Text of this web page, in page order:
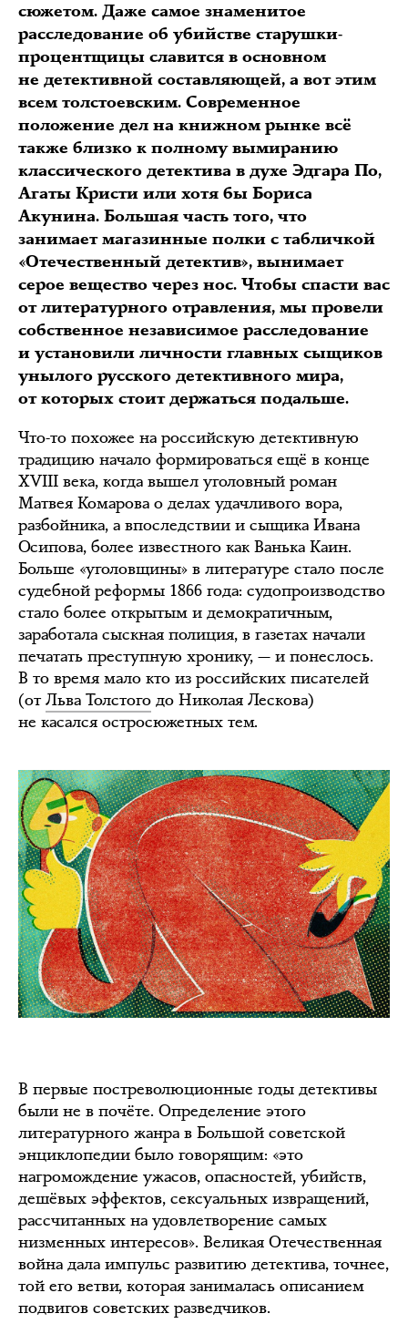
сюжетом. Даже самое знаменитое
расследование об убийстве старушки-
процентщицы славится в основном
не детективной составляющей, а вот этим
всем толстоевским. Современное
положение дел на книжном рынке всё
также близко к полному вымиранию
классического детектива в духе Эдгара По,
Агаты Кристи или хотя бы Бориса
Акунина. Большая часть того, что
занимает магазинные полки с табличкой
«Отечественный детектив», вынимает
серое вещество через нос. Чтобы спасти вас
от литературного отравления, мы провели
собственное независимое расследование
и установили личности главных сыщиков
унылого русского детективного мира,
от которых стоит держаться подальше.
Что-то похожее на российскую детективную
традицию начало формироваться ещё в конце
XVIII века, когда вышел уголовный роман
Матвея Комарова о делах удачливого вора,
разбойника, а впоследствии и сыщика Ивана
Осипова, более известного как Ванька Каин.
Больше «уголовщины» в литературе стало после
судебной реформы 1866 года: судопроизводство
стало более открытым и демократичным,
заработала сыскная полиция, в газетах начали
печатать преступную хронику, — и понеслось.
В то время мало кто из российских писателей
(отЛьва Толстого до Николая Лескова)
не касался остросюжетных тем.
В первые постреволюционные годы детективы
были не в почёте. Определение этого
литературного жанра в Большой советской
энциклопедии было говорящим: «это
нагромождение ужасов, опасностей, убийств,
дешёвых эффектов, сексуальных извращений,
рассчитанных на удовлетворение самых
низменных интересов». Великая Отечественная
война дала импульс развитию детектива, точнее,
той его ветви, которая занималась описанием
подвигов советских разведчиков.